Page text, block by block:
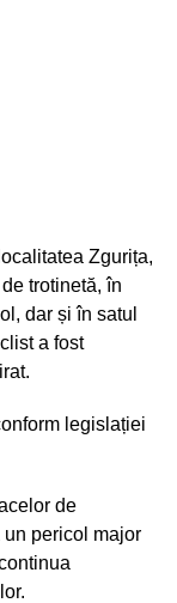
Zgurița,
trotinetă, în
dar și în satul
a fost
legislației
de
pericol major